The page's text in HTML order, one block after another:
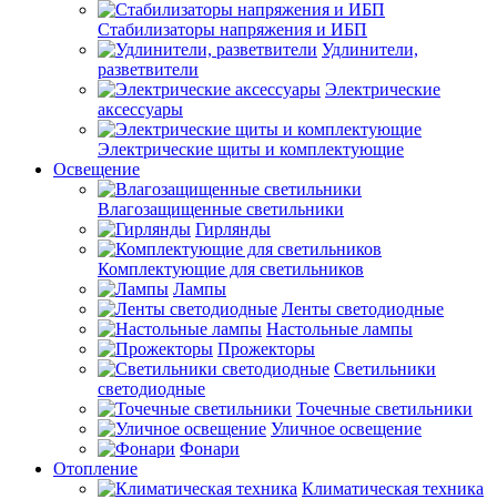
Стабилизаторы напряжения и ИБП
Удлинители,
разветвители
Электрические
аксессуары
Электрические щиты и комплектующие
Освещение
Влагозащищенные светильники
Гирлянды
Комплектующие для светильников
Лампы
Ленты светодиодные
Настольные лампы
Прожекторы
Светильники
светодиодные
Точечные светильники
Уличное освещение
Фонари
Отопление
Климатическая техника